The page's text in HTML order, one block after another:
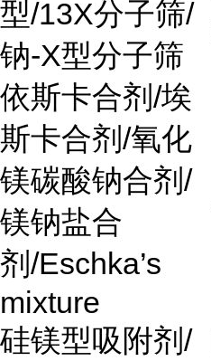
型/13X分子筛/
钠-X型分子筛
依斯卡合剂/埃
斯卡合剂/氧化
镁碳酸钠合剂/
镁钠盐合
剂/Eschka’s
mixture
硅镁型吸附剂/